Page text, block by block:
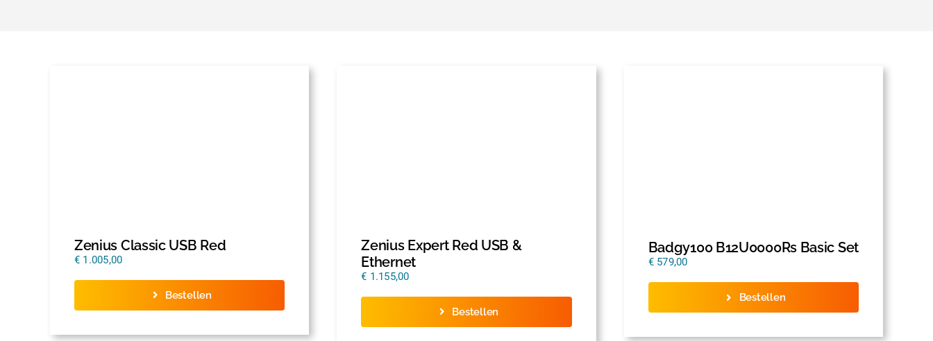
Zenius Classic USB Red
€ 1.005,00
Bestellen
Zenius Expert Red USB &
Ethernet
€ 1.155,00
Bestellen
Badgy100 B12U0000Rs Basic Set
€579,00
Bestellen